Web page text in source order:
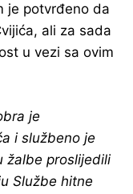
je potvrđeno da
ali za sada
u vezi sa ovim
je
i službeno je
žalbe proslijedili
Službe hitne